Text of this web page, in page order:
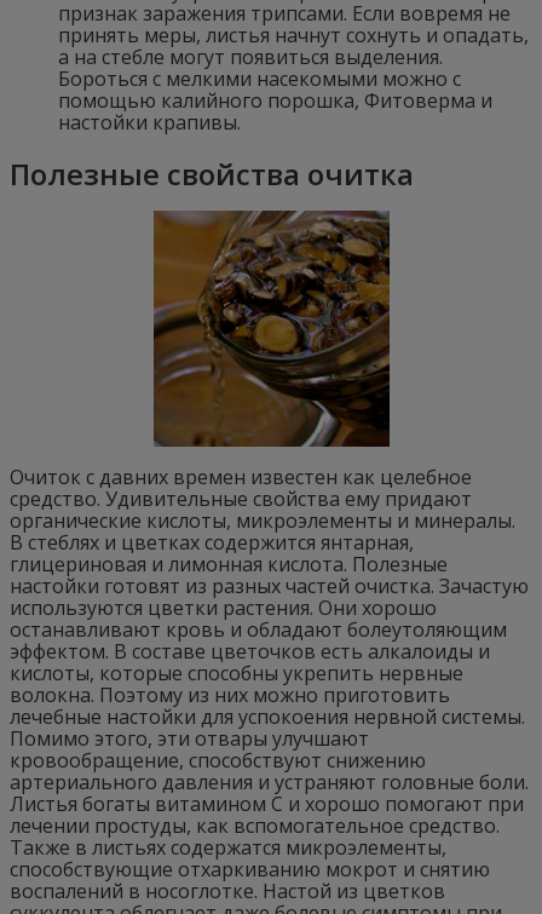
признак заражения трипсами. Если вовремя не
принять меры, листья начнут сохнуть и опадать,
а на стебле могут появиться выделения.
Бороться с мелкими насекомыми можно с
помощью калийного порошка, Фитоверма и
настойки крапивы.
Полезные свойства очитка
Очиток с давних времен известен как целебное
средство. Удивительные свойства ему придают
органические кислоты, микроэлементы и минералы.
В стеблях и цветках содержится янтарная,
глицериновая и лимонная кислота. Полезные
настойки готовят из разных частей очистка. Зачастую
используются цветки растения. Они хорошо
останавливают кровь и обладают болеутоляющим
эффектом. В составе цветочков есть алкалоиды и
кислоты, которые способны укрепить нервные
волокна. Поэтому из них можно приготовить
лечебные настойки для успокоения нервной системы.
Помимо этого, эти отвары улучшают
кровообращение, способствуют снижению
артериального давления и устраняют головные боли.
Листья богаты витамином С и хорошо помогают при
лечении простуды, как вспомогательное средство.
Также в листьях содержатся микроэлементы,
способствующие отхаркиванию мокрот и снятию
воспалений в носоглотке. Настой из цветков